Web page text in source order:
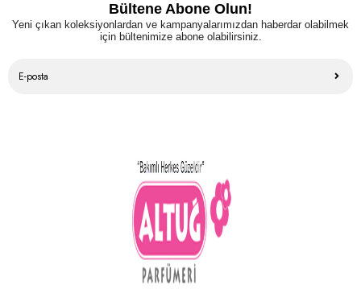
Bültene Abone Olun!
Yeni çıkan koleksiyonlardan ve kampanyalarımızdan haberdar olabilmek
için bültenimize abone olabilirsiniz.